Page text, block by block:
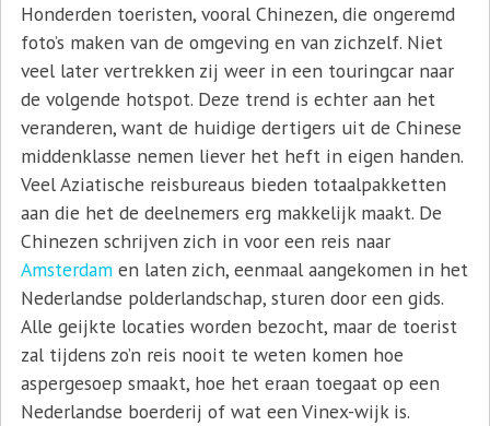
Honderden toeristen, vooral Chinezen, die ongeremd
foto’s maken van de omgeving en van zichzelf. Niet
veel later vertrekken zij weer in een touringcar naar
de volgende hotspot. Deze trend is echter aan het
veranderen, want de huidige dertigers uit de Chinese
middenklasse nemen liever het heft in eigen handen.
Veel Aziatische reisbureaus bieden totaalpakketten
aan die het de deelnemers erg makkelijk maakt. De
Chinezen schrijven zich in voor een reis naar
Amsterdamen laten zich, eenmaal aangekomen in het
Nederlandse polderlandschap, sturen door een gids.
Alle geijkte locaties worden bezocht, maar de toerist
zal tijdens zo’n reis nooit te weten komen hoe
aspergesoep smaakt, hoe het eraan toegaat op een
Nederlandse boerderij of wat een Vinex-wijk is.